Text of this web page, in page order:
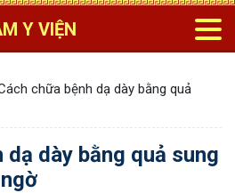
Y VIỆN
chữa bệnh dạ dày bằng quả
dạ dày bằng quả sung